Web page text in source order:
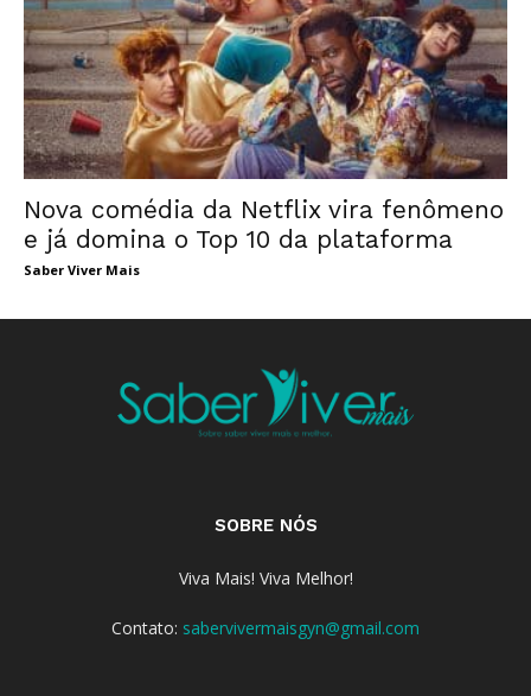
Nova comédia da Netflix vira fenômeno
e já domina o Top 10 da plataforma
Saber Viver Mais
SOBRE NÓS
Viva Mais! Viva Melhor!
Contato: sabervivermaisgyn@gmail.com